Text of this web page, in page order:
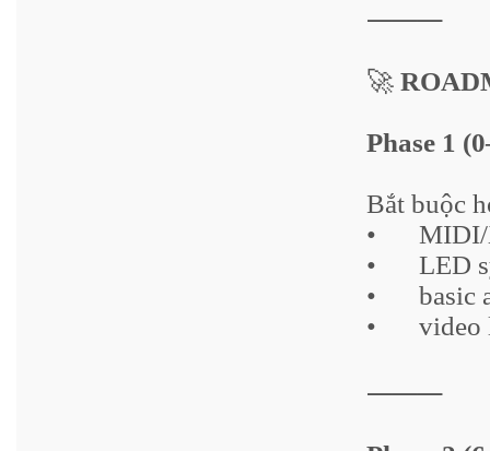
⸻
🚀
Phase 1
Bắt buộc
•
MIDI/
•
LED
•
basic
•
video
⸻